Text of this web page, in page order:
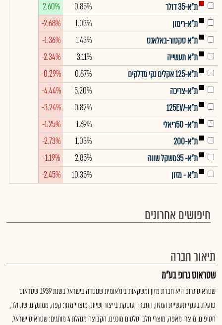
ת"א-35 דולר
0.85%
2.60%
ת"א-רימון
1.03%
-2.68%
ת"א סקטור-באלאנס
1.43%
-1.36%
ת"א תעשייה
3.11%
-2.34%
ת"א-125 אקלים נקי מדלקים
0.87%
-0.29%
ת"א-צריכה
5.20%
-4.44%
ת"א-125EW
0.82%
-3.24%
ת"א- 50ריאלי
1.69%
-1.25%
ת"א-200
1.03%
-2.73%
ת"א- 35משקל שווה
2.85%
-1.19%
ת"א - מזון
10.35%
-2.45%
חיפושים אחרונים
תיאור חברה
שטראוס גרופ בע"מ
שטראוס גרופ היא חברת מזון ומשקאות בינלאומית שנוסדה בישראל בשנת 1939. שטראוס
פועלת בענף תעשיית המזון, החברה עוסקת בייצור ושיווק מוצרי מזון: קפה, ממתקים, שוקולד,
חטיפים, מוצרי מאפה, מוצרי חלב וסלטים מוכנים. הקבוצה מנהלת 4 מותגים: שטראוס ישראל,